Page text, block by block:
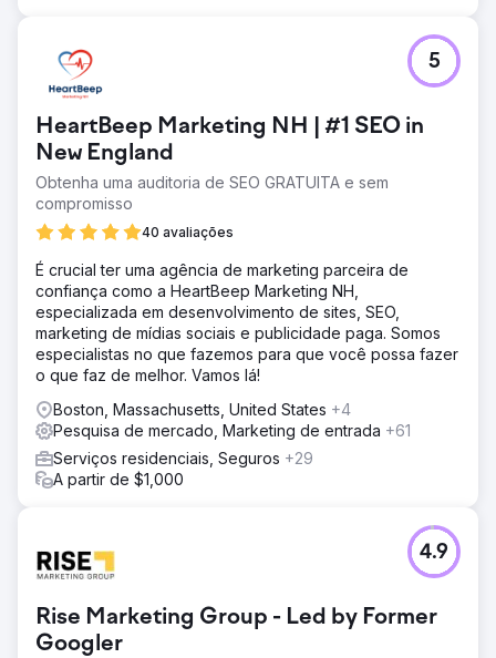
HeartBeep Marketing NH | #1 SEO in
New England
Obtenha uma auditoria de SEO GRATUITA e sem
compromisso
40 avaliações
5
É crucial ter uma agência de marketing parceira de
confiança como a HeartBeep Marketing NH,
especializada em desenvolvimento de sites, SEO,
marketing de mídias sociais e publicidade paga. Somos
especialistas no que fazemos para que você possa fazer
o que faz de melhor. Vamos lá!
Boston, Massachusetts, United States +4
Pesquisa de mercado, Marketing de entrada +61
Serviços residenciais, Seguros +29
A partir de $1,000
Rise Marketing Group - Led by Former
Googler
4.9